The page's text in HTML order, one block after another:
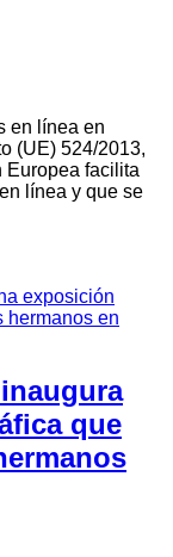
en línea en
(UE) 524/2013,
Europea facilita
línea y que se
que